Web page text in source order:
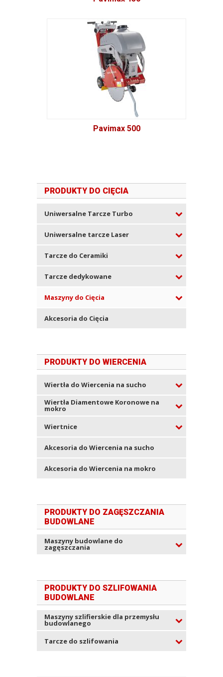
Pavimax 500
PRODUKTY DO CIĘCIA
Uniwersalne Tarcze Turbo
Uniwersalne tarcze Laser
Tarcze do Ceramiki
Tarcze dedykowane
Maszyny do Cięcia
Akcesoria do Cięcia
PRODUKTY DO WIERCENIA
Wiertła do Wiercenia na sucho
Wiertła Diamentowe Koronowe na
mokro
Wiertnice
Akcesoria do Wiercenia na sucho
Akcesoria do Wiercenia na mokro
PRODUKTY DO ZAGĘSZCZANIA
BUDOWLANE
Maszyny budowlane do
zagęszczania
PRODUKTY DO SZLIFOWANIA
BUDOWLANE
Maszyny szlifierskie dla przemysłu
budowlanego
Tarcze do szlifowania